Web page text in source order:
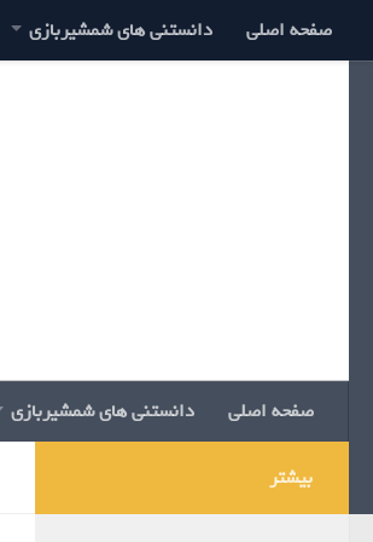
صفحه اصلی دانستنی های شمشیربازی
صفحه اصلی دانستنی های شمشیربازی
بیشتر